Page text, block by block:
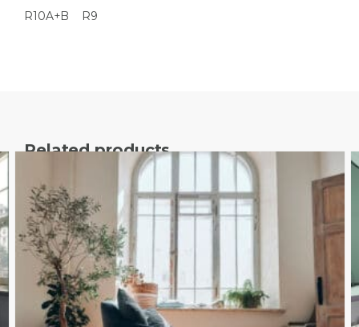
R10A+B
R9
Related products